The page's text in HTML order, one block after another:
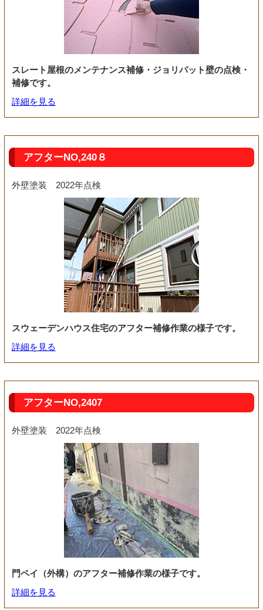
スレート屋根のメンテナンス補修・ジョリパット壁の点検・
補修です。
詳細を見る
アフターNO,240８
外壁塗装 2022年点検
スウェーデンハウス住宅のアフター補修作業の様子です。
詳細を見る
アフターNO,2407
外壁塗装 2022年点検
門ペイ（外構）のアフター補修作業の様子です。
詳細を見る